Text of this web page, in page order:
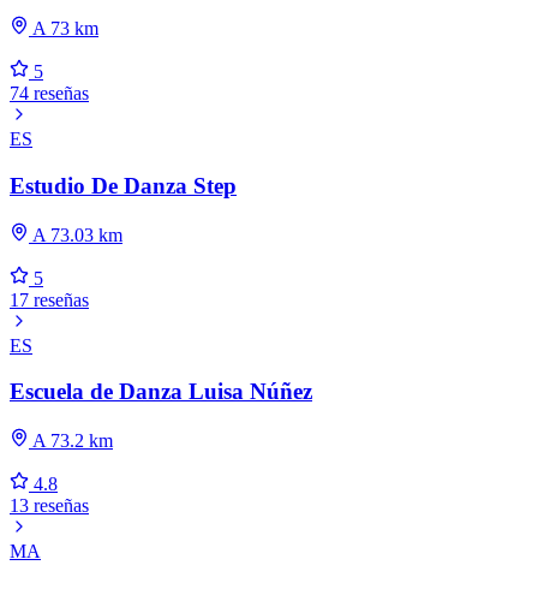
A 73 km
5
74 reseñas
ES
Estudio De Danza Step
A 73.03 km
5
17 reseñas
ES
Escuela de Danza Luisa Núñez
A 73.2 km
4.8
13 reseñas
MA